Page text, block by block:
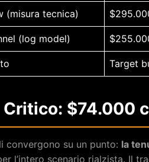
(misura tecnica)
(log model)
Target
Critico: $74.000
convergono su un punto: la
l’intero scenario rialzista. Il